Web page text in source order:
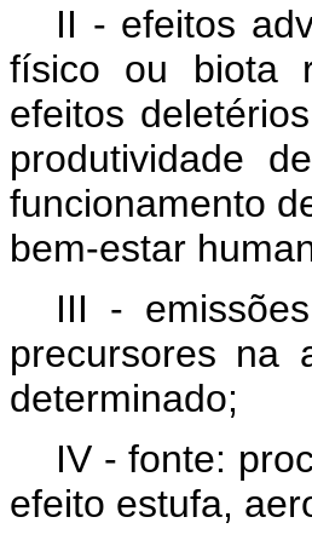
II - efeitos
físico ou biota
efeitos
produtividade
funcionamento
bem-estar
III -
precursores na
determinado;
IV - fonte:
efeito estufa,